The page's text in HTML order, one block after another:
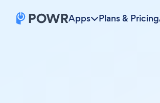
Apps Plans & Pricing